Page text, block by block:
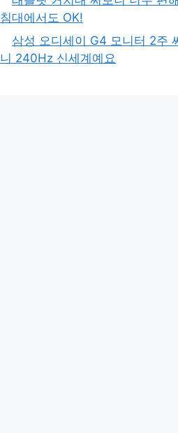
침대에서도 OK!
삼성 오디세이 G4 모니터 2주
니 240Hz 신세계예요